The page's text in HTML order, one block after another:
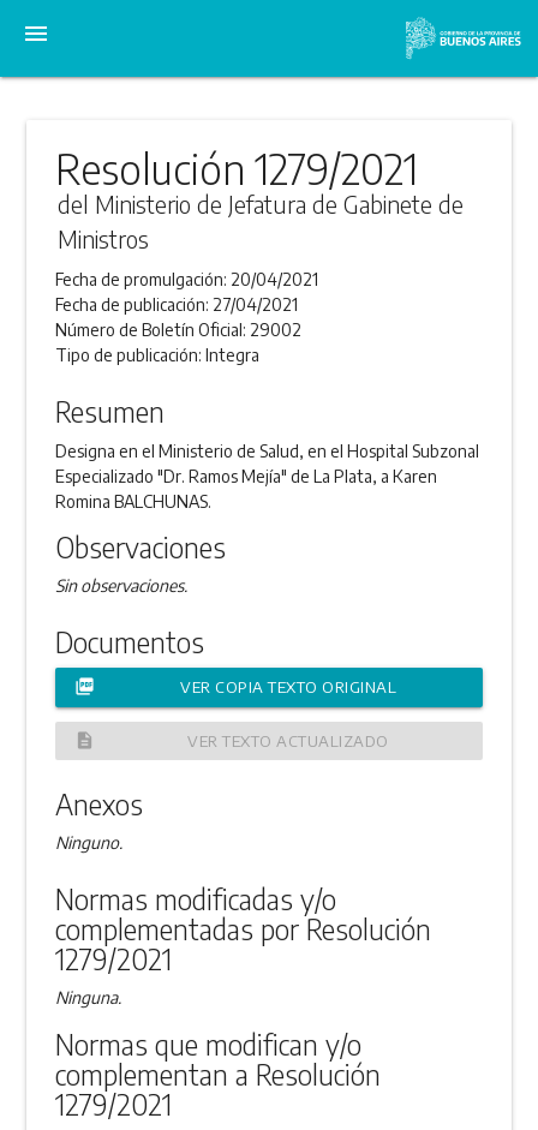
menu
Resolución 1279/2021
del Ministerio de Jefatura de Gabinete de
Ministros
Fecha de promulgación: 20/04/2021
Fecha de publicación: 27/04/2021
Número de Boletín Oficial: 29002
Tipo de publicación:Integra
Resumen
Designa en el Ministerio de Salud, en el Hospital Subzonal
Especializado "Dr. Ramos Mejía" de La Plata, a Karen
Romina BALCHUNAS.
Observaciones
Sin observaciones.
Documentos
picture_as_pdf VER COPIA TEXTO ORIGINAL
description VER TEXTO ACTUALIZADO
Anexos
Ninguno.
Normas modificadas y/o
complementadas por Resolución
1279/2021
Ninguna.
Normas que modifican y/o
complementan a Resolución
1279/2021